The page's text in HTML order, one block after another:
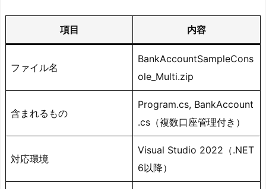
の
（オ
項目 内容
ファイル名
BankAccountSampleCons
ole_Multi.zip
含まれるもの
Program.cs, BankAccount
.cs（複数口座管理付き）
対応環境
Visual Studio 2022（.NET
6以降）